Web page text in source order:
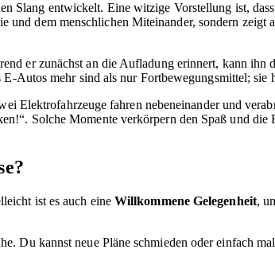
Slang entwickelt. Eine witzige Vorstellung ist,
dem menschlichen Miteinander, sondern zeigt
er zunächst an die Aufladung erinnert, kann
Autos mehr sind als nur Fortbewegungsmittel; sie
Elektrofahrzeuge fahren nebeneinander und
Solche Momente verkörpern den Spaß und
ist es auch eine Willkommene Gelegenheit,
Du kannst neue Pläne schmieden oder einfach